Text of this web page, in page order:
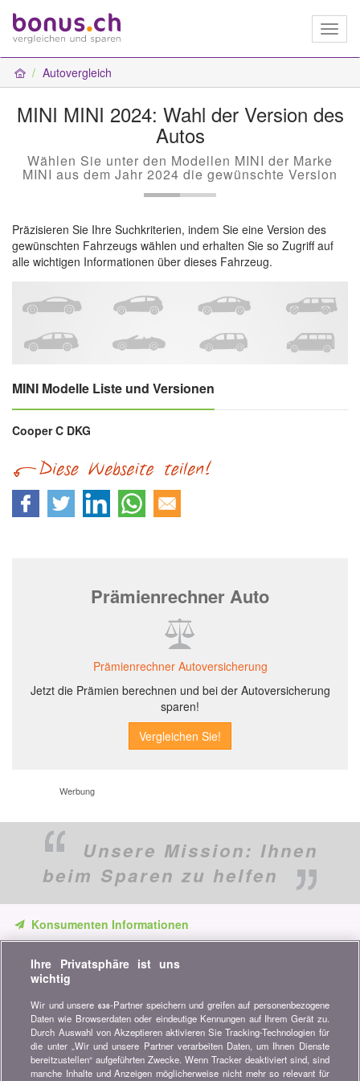
Autovergleich
MINI MINI 2024: Wahl der Version des
Autos
Wählen Sie unter den Modellen MINI der Marke
MINI aus dem Jahr 2024 die gewünschte Version
Präzisieren Sie Ihre Suchkriterien, indem Sie eine Version des
gewünschten Fahrzeugs wählen und erhalten Sie so Zugriff auf
alle wichtigen Informationen über dieses Fahrzeug.
MINI Modelle Liste und Versionen
Cooper C DKG
Prämienrechner Auto
Prämienrechner Autoversicherung
Jetzt die Prämien berechnen und bei der Autoversicherung
sparen!
Werbung
Unsere Mission: Ihnen
beim Sparen zu helfen
Konsumenten Informationen
unsere Vergleiche, Ratschläge und Tipps in den Bereichen
Versicherung, Finanzen, Konsumgüter und vieles mehr...
Newsletter bestellen
Treten Sie unserer Community bei
Bleiben Sie auf dem neuesten Stand, finden Sie alle Ratschläge
Ihre Privatsphäre ist uns
wichtig
Wir und unsere 638-Partner speichern und greifen auf personenbezogene
Daten wie Browserdaten oder eindeutige Kennungen auf Ihrem Gerät zu.
Durch Auswahl von Akzeptieren aktivieren Sie Tracking-Technologien für
die unter „Wir und unsere Partner verarbeiten Daten, um Ihnen Dienste
bereitzustellen“ aufgeführten Zwecke. Wenn Tracker deaktiviert sind, sind
manche Inhalte und Anzeigen möglicherweise nicht mehr so relevant für